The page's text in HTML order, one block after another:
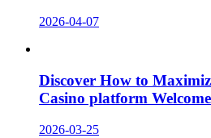
2026-04-07
Discover How to
Casino platform
2026-03-25